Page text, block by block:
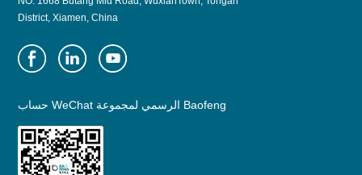
District, Xiamen, China
حساب WeChat الرسمي لمجموعة Baofeng